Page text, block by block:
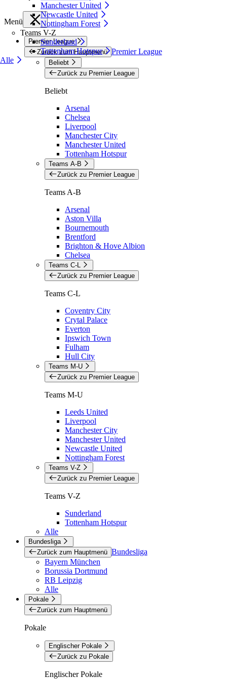
Manchester United
Newcastle United
Nottingham Forest
Teams V-Z
Sunderland
Tottenham Hotspur
Alle
Menü
Premier League
Zurück zum Hauptmenü Premier League
Beliebt
Zurück zu Premier League
Beliebt
Arsenal
Chelsea
Liverpool
Manchester City
Manchester United
Tottenham Hotspur
Teams A-B
Zurück zu Premier League
Teams A-B
Arsenal
Aston Villa
Bournemouth
Brentford
Brighton & Hove Albion
Chelsea
Teams C-L
Zurück zu Premier League
Teams C-L
Coventry City
Crytal Palace
Everton
Ipswich Town
Fulham
Hull City
Teams M-U
Zurück zu Premier League
Teams M-U
Leeds United
Liverpool
Manchester City
Manchester United
Newcastle United
Nottingham Forest
Teams V-Z
Zurück zu Premier League
Teams V-Z
Sunderland
Tottenham Hotspur
Alle
Bundesliga
Zurück zum Hauptmenü Bundesliga
Bayern München
Borussia Dortmund
RB Leipzig
Alle
Pokale
Zurück zum Hauptmenü
Pokale
Englischer Pokale
Zurück zu Pokale
Englischer Pokale